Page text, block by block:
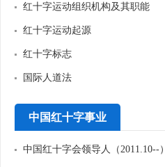
红十字运动组织机构及其职能
红十字运动起源
红十字标志
国际人道法
中国红十字事业
中国红十字会领导人（2011.10--）